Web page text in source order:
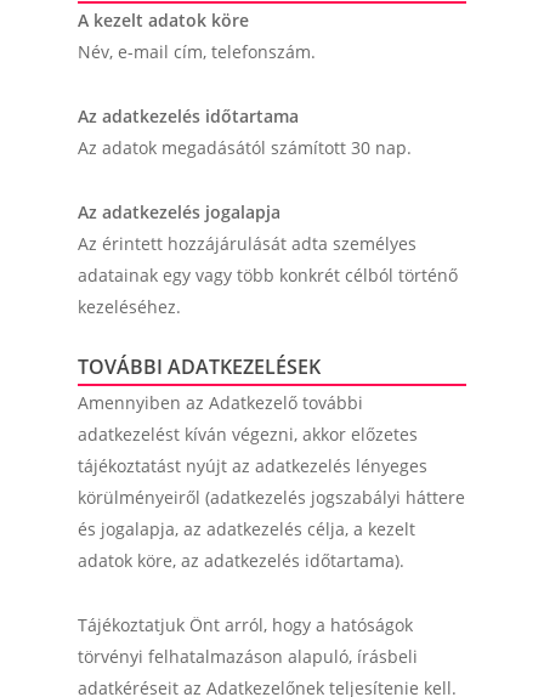
A kezelt adatok köre
Név, e-mail cím, telefonszám.
Az adatkezelés időtartama
Az adatok megadásától számított 30 nap.
Az adatkezelés jogalapja
Az érintett hozzájárulását adta személyes
adatainak egy vagy több konkrét célból történő
kezeléséhez.
TOVÁBBI ADATKEZELÉSEK
Amennyiben az Adatkezelő további
adatkezelést kíván végezni, akkor előzetes
tájékoztatást nyújt az adatkezelés lényeges
körülményeiről (adatkezelés jogszabályi háttere
és jogalapja, az adatkezelés célja, a kezelt
adatok köre, az adatkezelés időtartama).
Tájékoztatjuk Önt arról, hogy a hatóságok
törvényi felhatalmazáson alapuló, írásbeli
adatkéréseit az Adatkezelőnek teljesítenie kell.